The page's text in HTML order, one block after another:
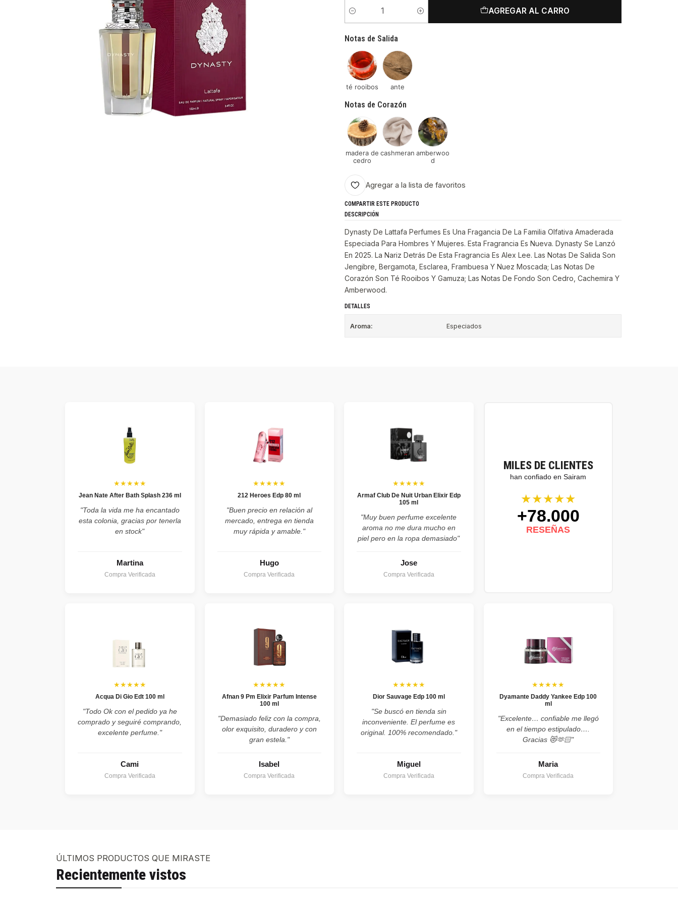
Cantidad
AGREGAR AL CARRO
Notas de Salida
té rooibos ante
Notas de Corazón
madera de
cedro
cashmeran amberwoo
d
Agregar a la lista de favoritos
COMPARTIR ESTE PRODUCTO
DESCRIPCIÓN
Dynasty De Lattafa Perfumes Es Una Fragancia De La Familia Olfativa Amaderada
Especiada Para Hombres Y Mujeres. Esta Fragrancia Es Nueva. Dynasty Se Lanzó
En 2025. La Nariz Detrás De Esta Fragrancia Es Alex Lee. Las Notas De Salida Son
Jengibre, Bergamota, Esclarea, Frambuesa Y Nuez Moscada; Las Notas De
Corazón Son Té Rooibos Y Gamuza; Las Notas De Fondo Son Cedro, Cachemira Y
Amberwood.
DETALLES
Aroma: Especiados
MILES DE CLIENTES
han confiado en Sairam
★★★★★
+78.000
RESEÑAS
★★★★★
Jean Nate After Bath Splash 236 ml
"Toda la vida me ha encantado
esta colonia, gracias por tenerla
en stock"
Martina
Compra Verificada
★★★★★
212 Heroes Edp 80 ml
"Buen precio en relación al
mercado, entrega en tienda
muy rápida y amable."
Hugo
Compra Verificada
★★★★★
Armaf Club De Nuit Urban Elixir Edp
105 ml
"Muy buen perfume excelente
aroma no me dura mucho en
piel pero en la ropa demasiado"
Jose
Compra Verificada
★★★★★
Acqua Di Gio Edt 100 ml
"Todo Ok con el pedido ya he
comprado y seguiré comprando,
excelente perfume."
Cami
Compra Verificada
★★★★★
Afnan 9 Pm Elixir Parfum Intense
100 ml
"Demasiado feliz con la compra,
olor exquisito, duradero y con
gran estela."
Isabel
Compra Verificada
★★★★★
Dior Sauvage Edp 100 ml
"Se buscó en tienda sin
inconveniente. El perfume es
original. 100% recomendado."
Miguel
Compra Verificada
★★★★★
Dyamante Daddy Yankee Edp 100
ml
"Excelente… confiable me llegó
en el tiempo estipulado….
Gracias 😻🫶🏻"
Maria
Compra Verificada
ÚLTIMOS PRODUCTOS QUE MIRASTE
Recientemente vistos